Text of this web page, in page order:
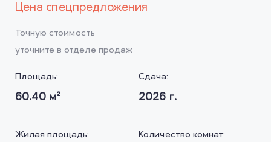
Цена спецпредложения
Точную стоимость
уточните в отделе продаж
Площадь:
60.40м²
Сдача:
2026 г.
Жилая площадь: Количество комнат: